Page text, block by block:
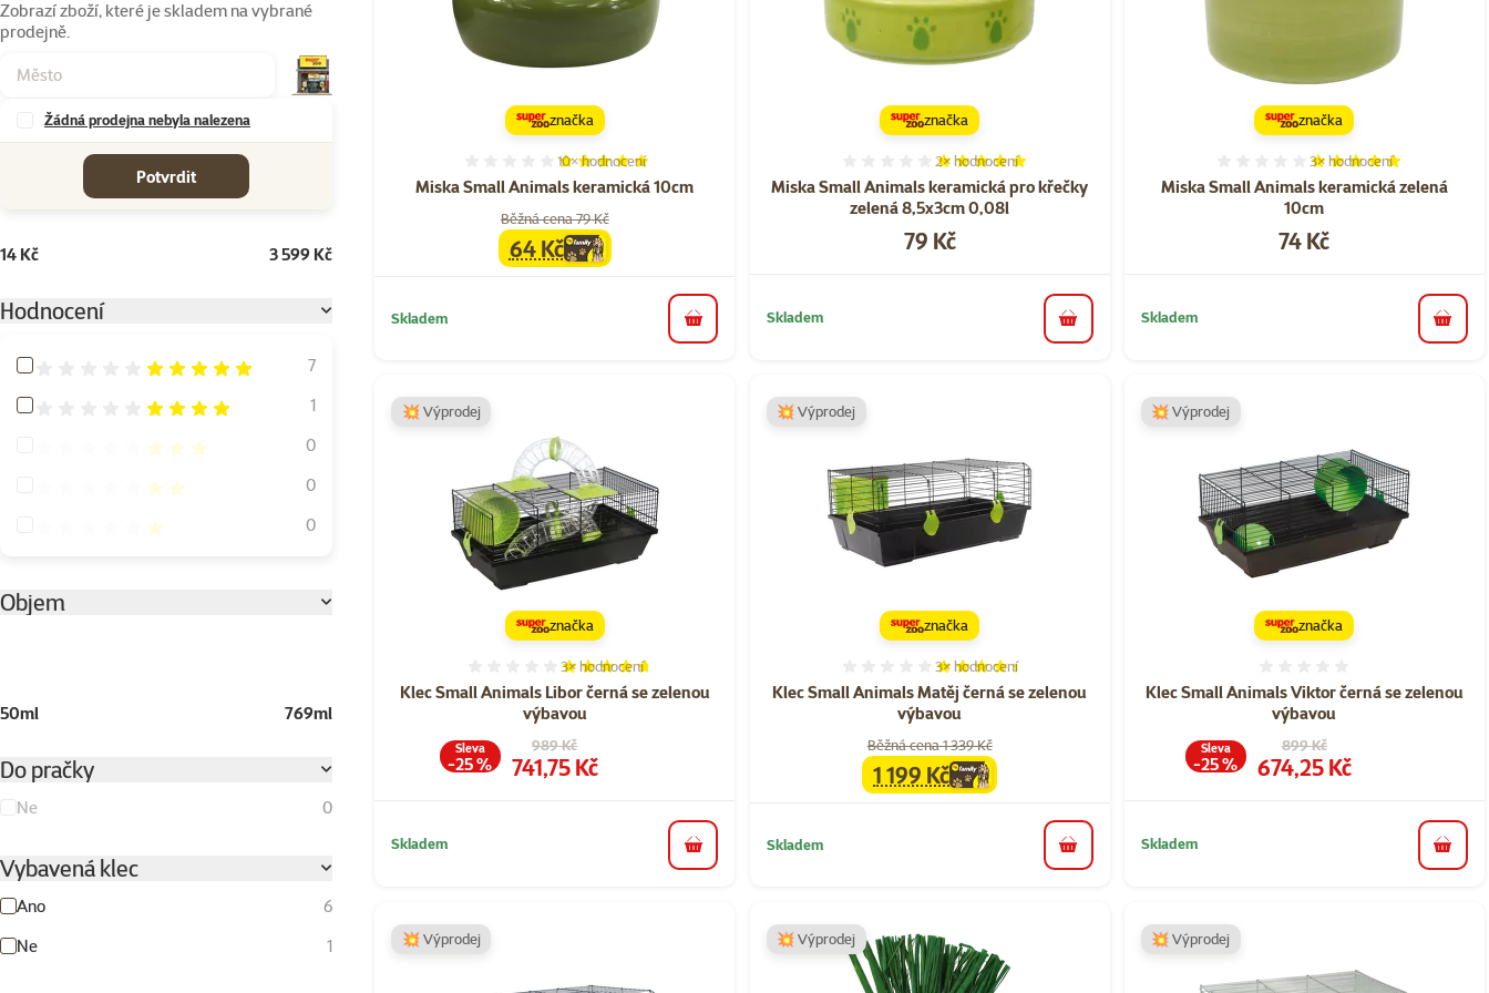
Zobrazí zboží, které je skladem na vybrané
prodejně.
Žádná prodejna nebyla nalezena
Potvrdit
14 Kč 3 599 Kč
Hodnocení
Hodnocení 100%
7
Hodnocení 80%
1
Hodnocení 60%
0
Hodnocení 40%
0
Hodnocení 20%
0
Objem
50ml 769ml
Do pračky
Ne 0
Vybavená klec
Ano
6
Ne
1
Miska Small Animals keramická 10cm
Hodnocení 96%, počet hodnocení: 10
10×hodnocení
Běžná cena 79 Kč
familycena
64 Kč
značka
Skladem do košíku
Miska Small Animals keramická pro křečky
zelená 8,5x3cm 0,08l
Hodnocení 100%, počet hodnocení: 2
2× hodnocení
Cena
79 Kč
značka
Skladem
do košíku
Miska Small Animals keramická zelená
10cm
Hodnocení 100%, počet
3× hodnocení
Cena
74 Kč
značka
Skladem
do
Klec Small Animals Libor černá se zelenou
výbavou
Hodnocení 93%, počet hodnocení: 3
3× hodnocení
Původní cena
989 Kč
Cena
741,75 Kč
Sleva
-25 %
💥 Výprodej
značka
Skladem
do košíku
Klec Small Animals Matěj černá se zelenou
výbavou
Hodnocení 87%, počet hodnocení: 3
3× hodnocení
Běžná cena 1 339 Kč
familycena
1 199 Kč
💥 Výprodej
značka
Skladem do košíku
Klec Small Animals Viktor černá se zelenou
výbavou
Původní cena
899 Kč
Cena
674,25 Kč
Sleva
-25 %
💥 Výprodej
značka
Skladem
do
💥 Výprodej 💥 Výprodej 💥 Výprodej